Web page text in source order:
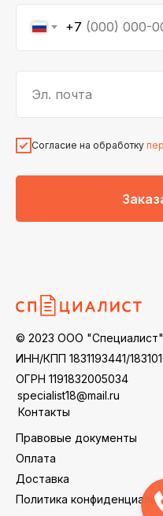
+7
Эл. почта
Согласие на обработку
© 2023 ООО "Специалист"
ИНН/КПП 1831193441/
ОГРН 1191832005034
Оплата
Контакты
Политика
Правовые документы
Доставка
specialist18@mail.ru